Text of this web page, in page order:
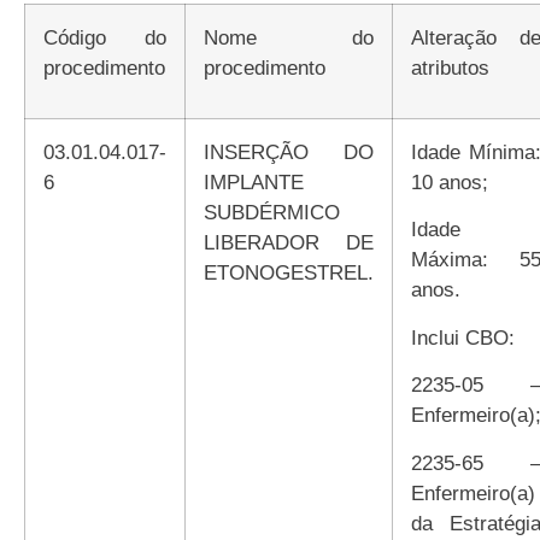
Código do
procedimento
Nome do
procedimento
Alteração de
atributos
03.01.04.017-
6
INSERÇÃO DO
IMPLANTE
SUBDÉRMICO
LIBERADOR DE
ETONOGESTREL.
Idade Mínima:
10 anos;
Idade
Máxima: 55
anos.
Inclui CBO:
2235-05 –
Enfermeiro(a);
2235-65 –
Enfermeiro(a)
da Estratégia